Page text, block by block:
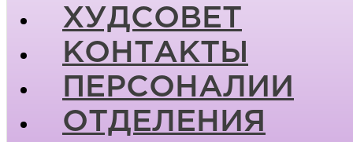
ХУДСОВЕТ
КОНТАКТЫ
ПЕРСОНАЛИИ
ОТДЕЛЕНИЯ